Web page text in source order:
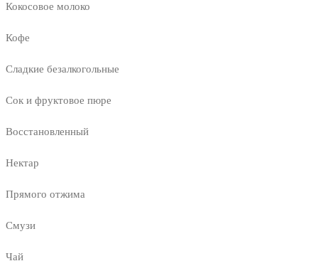
Кокосовое молоко
Кофе
Сладкие безалкогольные
Сок и фруктовое пюре
Восстановленный
Нектар
Прямого отжима
Смузи
Чай